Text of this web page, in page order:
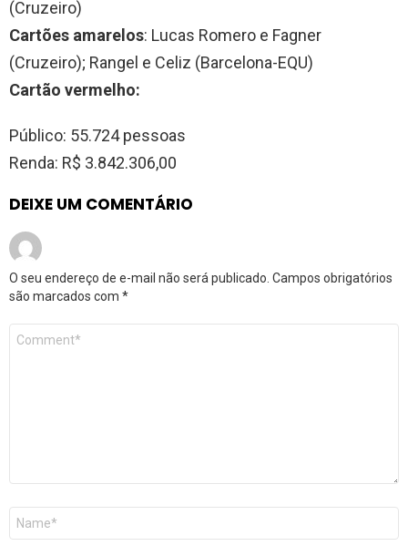
(Cruzeiro)
Cartões amarelos: Lucas Romero e Fagner
(Cruzeiro); Rangel e Celiz (Barcelona-EQU)
Cartão vermelho:
Público: 55.724 pessoas
Renda: R$ 3.842.306,00
DEIXE UM COMENTÁRIO
O seu endereço de e-mail não será publicado. Campos obrigatórios
são marcados com *
Comentário
Nome